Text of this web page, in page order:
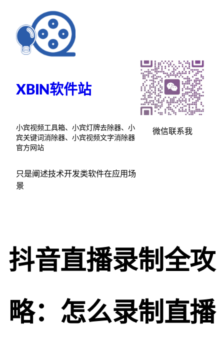
XBIN软件站
小宾视频工具箱、小宾灯牌去除器、小
宾关键词消除器、小宾视频文字消除器
官方网站
只是阐述技术开发类软件在应用场
景
微信联系我
抖音直播录制全攻
略：怎么录制直播